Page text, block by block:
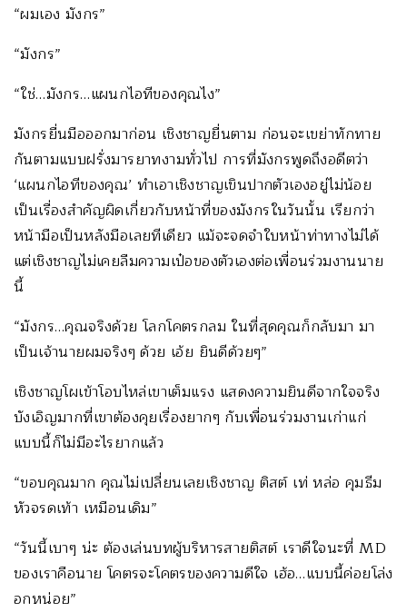
“ผมเอง มังกร”
“มังกร”
“ใช่…มังกร…แผนกไอทีของคุณไง”
มังกรยื่นมือออกมาก่อน เชิงชาญยื่นตาม ก่อนจะเขย่าทักทาย
กันตามแบบฝรั่งมารยาทงามทั่วไป การที่มังกรพูดถึงอดีตว่า
‘แผนกไอทีของคุณ’ ทำเอาเชิงชาญเขินปากตัวเองอยู่ไม่น้อย
เป็นเรื่องสำคัญผิดเกี่ยวกับหน้าที่ของมังกรในวันนั้น เรียกว่า
หน้ามือเป็นหลังมือเลยทีเดียว แม้จะจดจำใบหน้าท่าทางไม่ได้
แต่เชิงชาญไม่เคยลืมความเป๋อของตัวเองต่อเพื่อนร่วมงานนาย
นี้
“มังกร…คุณจริงด้วย โลกโคตรกลม ในที่สุดคุณก็กลับมา มา
เป็นเจ้านายผมจริงๆ ด้วย เอ้ย ยินดีด้วยๆ”
เชิงชาญโผเข้าโอบไหล่เขาเต็มแรง แสดงความยินดีจากใจจริง
บังเอิญมากที่เขาต้องคุยเรื่องยากๆ กับเพื่อนร่วมงานเก่าแก่
แบบนี้ก็ไม่มีอะไรยากแล้ว
“ขอบคุณมาก คุณไม่เปลี่ยนเลยเชิงชาญ ติสต์ เท่ หล่อ คุมธีม
หัวจรดเท้า เหมือนเดิม”
“วันนี้เบาๆ น่ะ ต้องเล่นบทผู้บริหารสายติสต์ เราดีใจนะที่ MD
ของเราคือนาย โคตรจะโคตรของความดีใจ เฮ้อ…แบบนี้ค่อยโล่ง
อกหน่อย”